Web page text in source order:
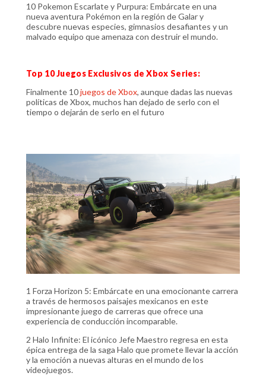
10 Pokemon Escarlate y Purpura: Embárcate en una
nueva aventura Pokémon en la región de Galar y
descubre nuevas especies, gimnasios desafiantes y un
malvado equipo que amenaza con destruir el mundo.
Top 10 Juegos Exclusivos de Xbox Series:
Finalmente 10juegos de Xbox, aunque dadas las nuevas
políticas de Xbox, muchos han dejado de serlo con el
tiempo o dejarán de serlo en el futuro
1 Forza Horizon 5: Embárcate en una emocionante carrera
a través de hermosos paisajes mexicanos en este
impresionante juego de carreras que ofrece una
experiencia de conducción incomparable.
2 Halo Infinite: El icónico Jefe Maestro regresa en esta
épica entrega de la saga Halo que promete llevar la acción
y la emoción a nuevas alturas en el mundo de los
videojuegos.